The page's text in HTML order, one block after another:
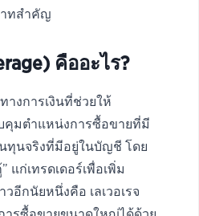
ทสำคัญ
คืออะไร?
างการเงินที่ช่วยให้
คุมตำแหน่งการซื้อขายที่มี
ทุนจริงที่มีอยู่ในบัญชี โดย
แก่เทรดเดอร์เพื่อเพิ่ม
อีกนัยหนึ่งคือ เลเวอเรจ